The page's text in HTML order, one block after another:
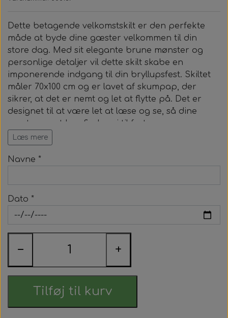
Stone
Earth
Blush
Dette betagende velkomstskilt er den perfekte
måde at byde dine gæster velkommen til din
store dag. Med sit elegante brune mønster og
personlige detaljer vil dette skilt skabe en
imponerende indgang til din bryllupsfest. Skiltet
måler 70x100 cm og er lavet af skumpap, der
sikrer, at det er nemt og let at flytte på. Det er
designet til at være let at læse og se, så dine
gæster nemt kan finde vej til festen.
Læs mere
Navne *
Dato *
− +
Tilføj til kurv